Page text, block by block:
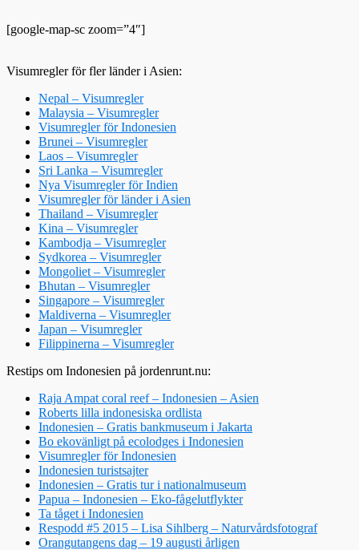
[google-map-sc zoom=”4″]
Visumregler för fler länder i Asien:
Nepal – Visumregler
Malaysia – Visumregler
Visumregler för Indonesien
Brunei – Visumregler
Laos – Visumregler
Sri Lanka – Visumregler
Nya Visumregler för Indien
Visumregler för länder i Asien
Thailand – Visumregler
Kina – Visumregler
Kambodja – Visumregler
Sydkorea – Visumregler
Mongoliet – Visumregler
Bhutan – Visumregler
Singapore – Visumregler
Maldiverna – Visumregler
Japan – Visumregler
Filippinerna – Visumregler
Restips om Indonesien på jordenrunt.nu:
Raja Ampat coral reef – Indonesien – Asien
Roberts lilla indonesiska ordlista
Indonesien – Gratis bankmuseum i Jakarta
Bo ekovänligt på ecolodges i Indonesien
Visumregler för Indonesien
Indonesien turistsajter
Indonesien – Gratis tur i nationalmuseum
Papua – Indonesien – Eko-fågelutflykter
Ta tåget i Indonesien
Respodd #5 2015 – Lisa Sihlberg – Naturvårdsfotograf
Orangutangens dag – 19 augusti årligen